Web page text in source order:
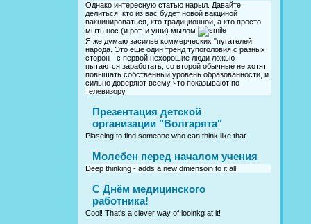
Однако интересную статью нарыл. Давайте
делиться, кто из вас будет новой вакциной
вакцинироваться, кто традиционной, а кто просто
мыть нос (и рот, и уши) мылом
Я же думаю засилье коммерческих "пугателей
народа. Это еще один тренд тупоголовия с разных
сторон - с первой нехорошие люди ложью
пытаются заработать, со второй обычные не хотят
повышать собственный уровень образованности, и
сильно доверяют всему что показывают по
телевизору.
Презентация детской
организации "Волгарята"
Plaseing to find someone who can think like that
Молебен перед началом учения
Deep thinking - adds a new dmiensoin to it all.
C Днём медицинского
работника!
Cool! That's a clever way of looinkg at it!